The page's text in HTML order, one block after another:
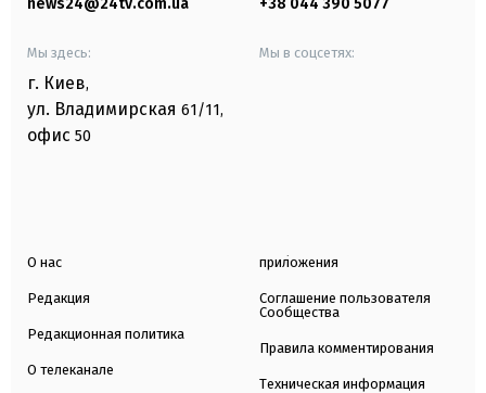
Мы здесь:
г. Киев,
ул. Владимирская 61/11,
офис 50
Мы в соцсетях:
О нас
Редакция
Редакционная политика
О телеканале
приложения
Соглашение пользователя
Сообщества
Правила комментирования
Техническая информация